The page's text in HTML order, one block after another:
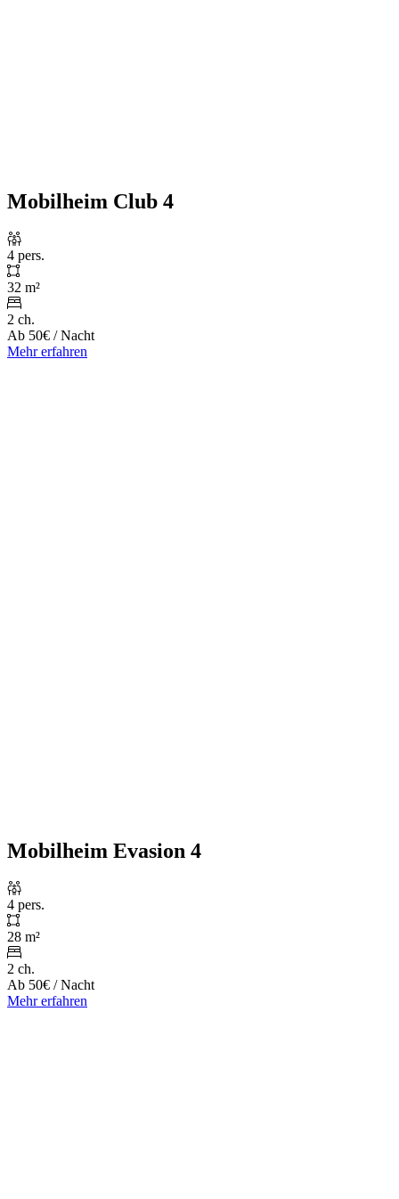
Mobilheim Club 4
4 pers.
32 m²
2 ch.
Ab 50€ / Nacht
Mehr erfahren
Mobilheim Evasion 4
4 pers.
28 m²
2 ch.
Ab 50€ / Nacht
Mehr erfahren